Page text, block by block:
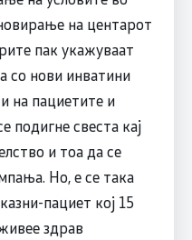
на центарот
пак укажуваат
со нови инватини
на пациетите и
подигне свеста кај
и тоа да се
Но, е се така
пациет кој 15
здрав